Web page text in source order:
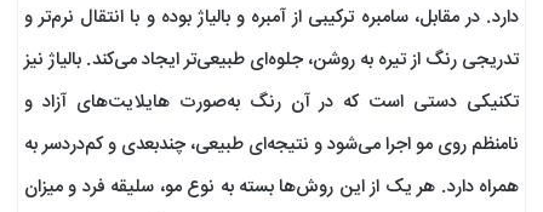
دارد. در مقابل، سامبره ترکیبی از آمبره و بالیاژ بوده و با انتقال نرم‌تر و
تدریجی رنگ از تیره به روشن، جلوه‌ای طبیعی‌تر ایجاد می‌کند. بالیاژ نیز
تکنیکی دستی است که در آن رنگ به‌صورت هایلایت‌های آزاد و
نامنظم روی مو اجرا می‌شود و نتیجه‌ای طبیعی، چندبعدی و کم‌دردسر به
همراه دارد. هر یک از این روش‌ها بسته به نوع مو، سلیقه فرد و میزان